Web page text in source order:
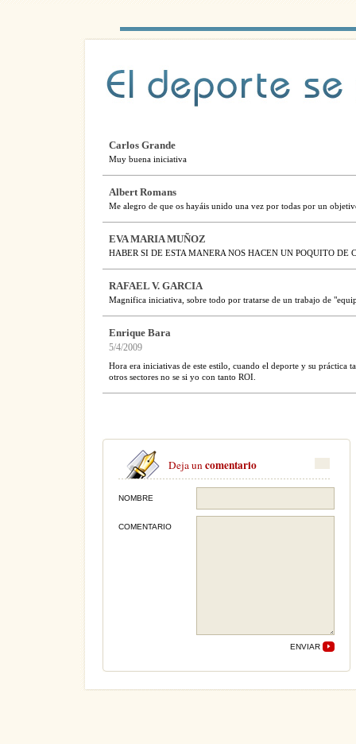
Carlos Grande
Muy buena iniciativa
Albert Romans
Me alegro de que os hayáis unido una vez por todas por un
EVA MARIA MUÑOZ
HABER SI DE ESTA MANERA NOS HACEN UN POQUITO DE
RAFAEL V. GARCIA
Magnifica iniciativa, sobre todo por tratarse de un trabajo de
Enrique Bara
5/4/2009
Hora era iniciativas de este estilo, cuando el deporte y su práctica
otros sectores no se si yo con tanto ROI.
Deja uncomentario
NOMBRE
COMENTARIO